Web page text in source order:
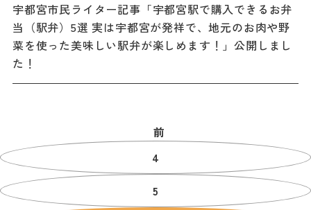
宇都宮市民ライター記事「宇都宮駅で購入できるお弁
当（駅弁）5選 実は宇都宮が発祥で、地元のお肉や野
菜を使った美味しい駅弁が楽しめます！」公開しまし
た！
前
4
5